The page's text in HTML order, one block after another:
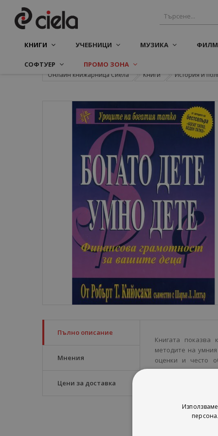
КНИГИ УЧЕБНИЦИ МУЗИКА
СОФТУЕР ПРОМО ЗОНА
Онлайн книжарница Сиела Книги История и
Пълно описание
Мнения
Цени за доставка
Книгата
методите на
оценки и често
съществуване не